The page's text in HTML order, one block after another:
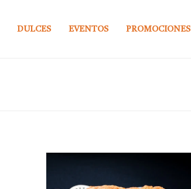
DULCES EVENTOS PROMOCIONES